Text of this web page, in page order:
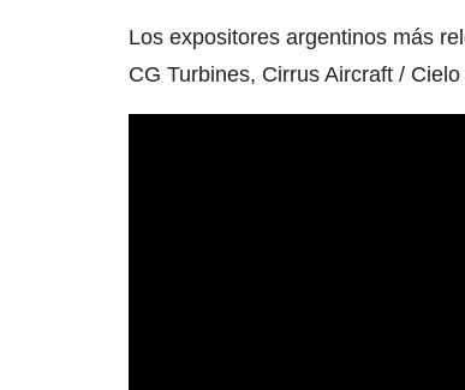
Los expositores argentinos más
CG Turbines, Cirrus Aircraft /